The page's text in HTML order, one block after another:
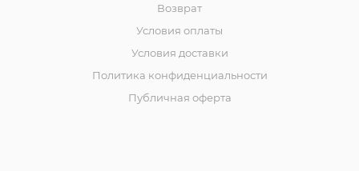
Возврат
Условия оплаты
Условия доставки
Политика конфиденциальности
Публичная оферта